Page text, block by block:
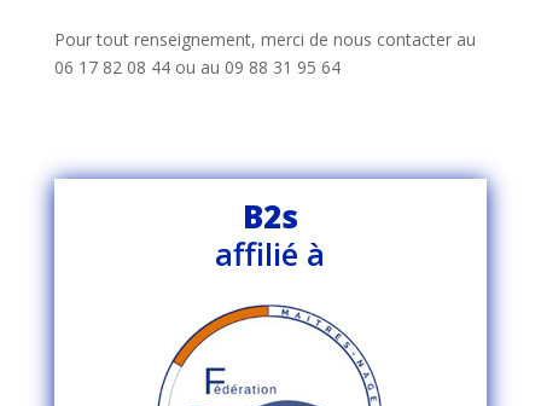
Pour tout renseignement, merci de nous contacter au
06 17 82 08 44 ou au 09 88 31 95 64
B2s
affilié à